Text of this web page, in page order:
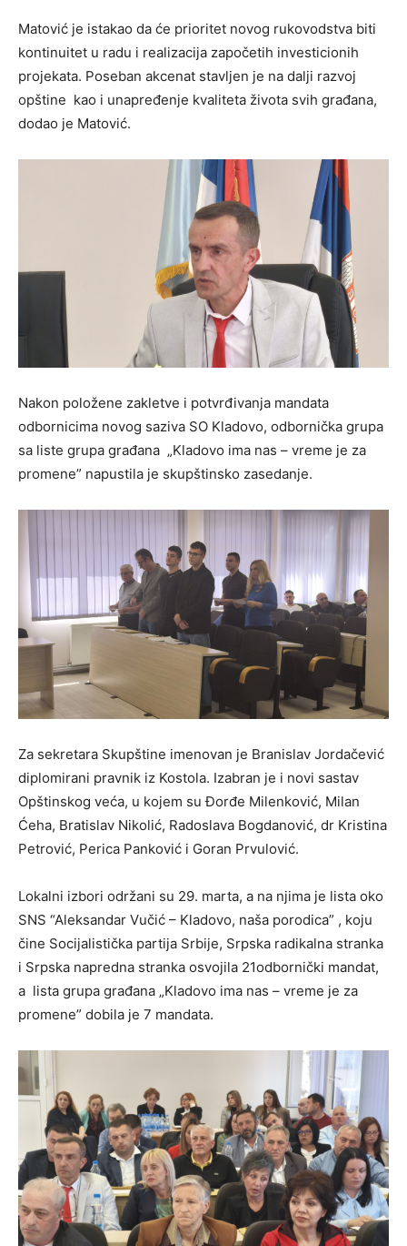
Matović je istakao da će prioritet novog rukovodstva biti
kontinuitet u radu i realizacija započetih investicionih
projekata. Poseban akcenat stavljen je na dalji razvoj
opštine kao i unapređenje kvaliteta života svih građana,
dodao je Matović.
Nakon položene zakletve i potvrđivanja mandata
odbornicima novog saziva SO Kladovo, odbornička grupa
sa liste grupa građana „Kladovo ima nas – vreme je za
promene” napustila je skupštinsko zasedanje.
Za sekretara Skupštine imenovan je Branislav Jordačević
diplomirani pravnik iz Kostola. Izabran je i novi sastav
Opštinskog veća, u kojem su Đorđe Milenković, Milan
Ćeha, Bratislav Nikolić, Radoslava Bogdanović, dr Kristina
Petrović, Perica Panković i Goran Prvulović.
Lokalni izbori održani su 29. marta, a na njima je lista oko
SNS “Aleksandar Vučić – Kladovo, naša porodica” , koju
čine Socijalistička partija Srbije, Srpska radikalna stranka
i Srpska napredna stranka osvojila 21odbornički mandat,
a lista grupa građana „Kladovo ima nas – vreme je za
promene” dobila je 7 mandata.